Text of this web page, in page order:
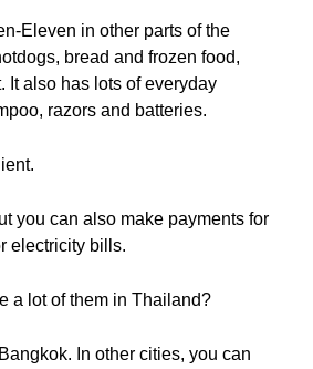
Eleven in other parts of the
bread and frozen food,
It also has lots of everyday
razors and batteries.
you can also make payments for
electricity bills.
a lot of them in Thailand?
In other cities, you can